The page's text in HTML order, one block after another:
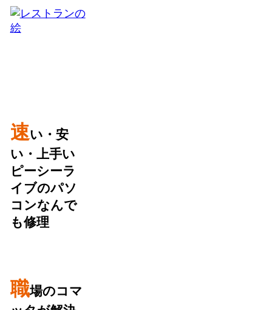
速い・安
い・上手い
ピーシーラ
イブのパソ
コンなんで
も修理
職場のコマ